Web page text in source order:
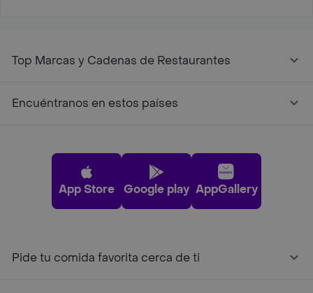
Top Marcas y Cadenas de Restaurantes
Encuéntranos en estos países
App Store Google play AppGallery
Pide tu comida favorita cerca de ti